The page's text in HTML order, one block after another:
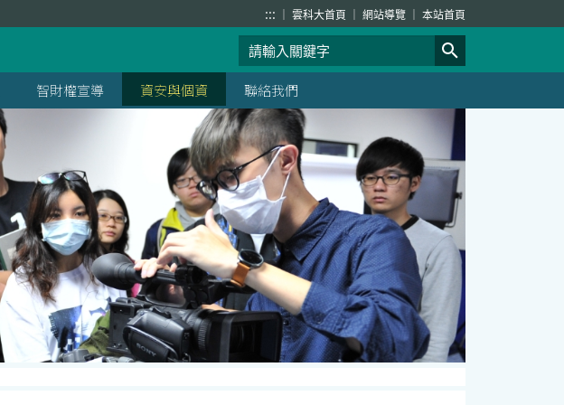
::: 雲科大首頁 網站導覽 本站首頁
智財權宣導 資安與個資 聯絡我們